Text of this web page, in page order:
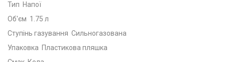
Тип Напої
Об'єм 1.75 л
Ступінь газування Сильногазована
Упаковка Пластикова пляшка